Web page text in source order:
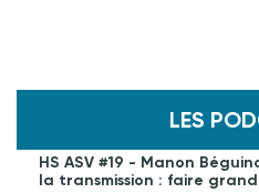
LES
HS ASV #19 - Manon
la transmission : faire